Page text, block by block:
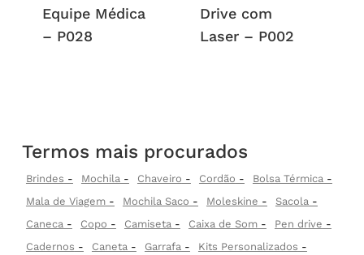
Equipe Médica
– P028
Drive com
Laser – P002
Termos mais procurados
Brindes Mochila Chaveiro Cordão
Bolsa Térmica
Mala de Viagem
Mochila Saco Moleskine
Sacola
Caneca
Copo Camiseta Caixa de Som
Pen drive
Cadernos
Caneta Garrafa
Kits Personalizados